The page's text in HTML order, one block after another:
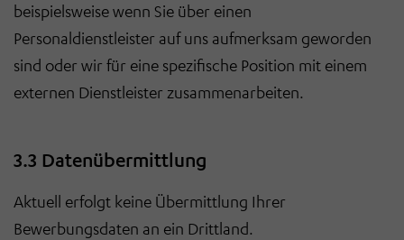
beispielsweise wenn Sie über einen
Personaldienstleister auf uns aufmerksam geworden
sind oder wir für eine spezifische Position mit einem
externen Dienstleister zusammenarbeiten.
3.3 Datenübermittlung
Aktuell erfolgt keine Übermittlung Ihrer
Bewerbungsdaten an ein Drittland.